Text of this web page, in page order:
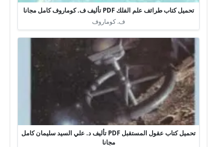
تحميل كتاب طرائف علم الفلك PDF تأليف ف. كوماروف كامل مجانا
ف. كوماروف
تحميل كتاب عقول المستقبل PDF تأليف د. علي السيد سليمان كامل
مجانا